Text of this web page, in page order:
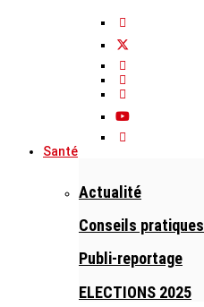
Santé
Actualité
Conseils pratiques
Publi-reportage
ELECTIONS 2025